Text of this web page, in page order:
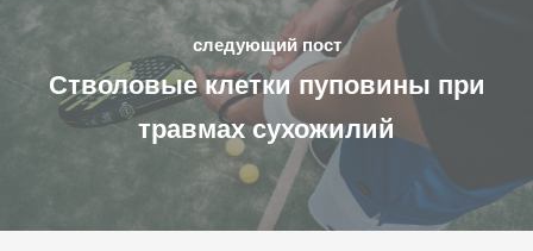
следующий пост
Стволовые клетки пуповины при
травмах сухожилий